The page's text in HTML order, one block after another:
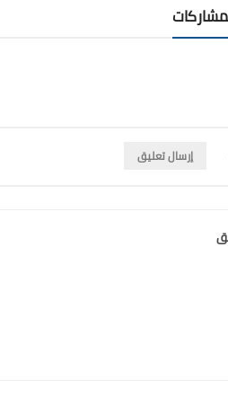
إرسال تعليق